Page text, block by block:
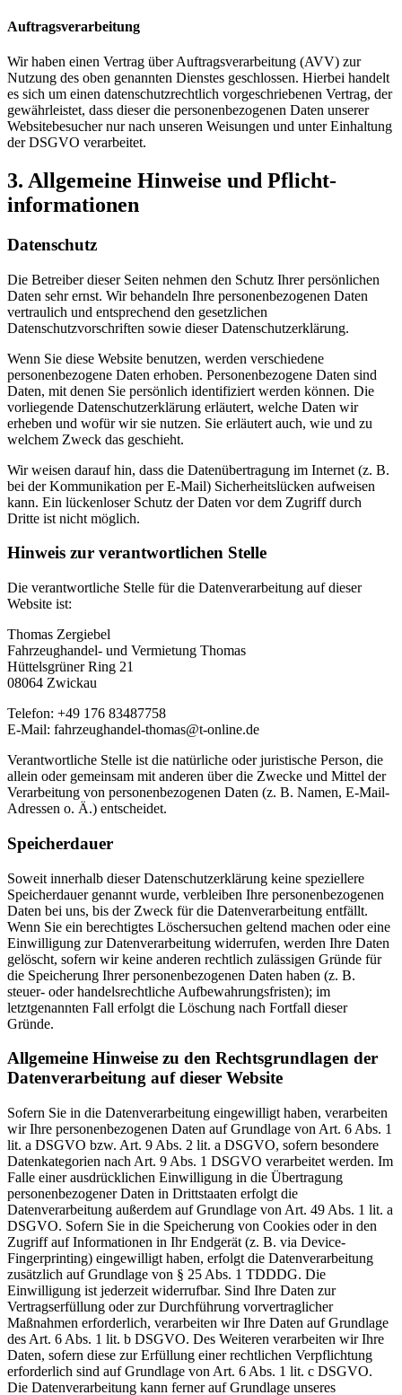
Auftragsverarbeitung
Wir haben einen Vertrag über Auftragsverarbeitung (AVV) zur
Nutzung des oben genannten Dienstes geschlossen. Hierbei handelt
es sich um einen datenschutzrechtlich vorgeschriebenen Vertrag, der
gewährleistet, dass dieser die personenbezogenen Daten unserer
Websitebesucher nur nach unseren Weisungen und unter Einhaltung
der DSGVO verarbeitet.
3. Allgemeine Hinweise und Pflicht­
informationen
Datenschutz
Die Betreiber dieser Seiten nehmen den Schutz Ihrer persönlichen
Daten sehr ernst. Wir behandeln Ihre personenbezogenen Daten
vertraulich und entsprechend den gesetzlichen
Datenschutzvorschriften sowie dieser Datenschutzerklärung.
Wenn Sie diese Website benutzen, werden verschiedene
personenbezogene Daten erhoben. Personenbezogene Daten sind
Daten, mit denen Sie persönlich identifiziert werden können. Die
vorliegende Datenschutzerklärung erläutert, welche Daten wir
erheben und wofür wir sie nutzen. Sie erläutert auch, wie und zu
welchem Zweck das geschieht.
Wir weisen darauf hin, dass die Datenübertragung im Internet (z. B.
bei der Kommunikation per E-Mail) Sicherheitslücken aufweisen
kann. Ein lückenloser Schutz der Daten vor dem Zugriff durch
Dritte ist nicht möglich.
Hinweis zur verantwortlichen Stelle
Die verantwortliche Stelle für die Datenverarbeitung auf dieser
Website ist:
Thomas Zergiebel
Fahrzeughandel- und Vermietung Thomas
Hüttelsgrüner Ring 21
08064 Zwickau
Telefon: +49 176 83487758
E-Mail: fahrzeughandel-thomas@t-online.de
Verantwortliche Stelle ist die natürliche oder juristische Person, die
allein oder gemeinsam mit anderen über die Zwecke und Mittel der
Verarbeitung von personenbezogenen Daten (z. B. Namen, E-Mail-
Adressen o. Ä.) entscheidet.
Speicherdauer
Soweit innerhalb dieser Datenschutzerklärung keine speziellere
Speicherdauer genannt wurde, verbleiben Ihre personenbezogenen
Daten bei uns, bis der Zweck für die Datenverarbeitung entfällt.
Wenn Sie ein berechtigtes Löschersuchen geltend machen oder eine
Einwilligung zur Datenverarbeitung widerrufen, werden Ihre Daten
gelöscht, sofern wir keine anderen rechtlich zulässigen Gründe für
die Speicherung Ihrer personenbezogenen Daten haben (z. B.
steuer- oder handelsrechtliche Aufbewahrungsfristen); im
letztgenannten Fall erfolgt die Löschung nach Fortfall dieser
Gründe.
Allgemeine Hinweise zu den Rechtsgrundlagen der
Datenverarbeitung auf dieser Website
Sofern Sie in die Datenverarbeitung eingewilligt haben, verarbeiten
wir Ihre personenbezogenen Daten auf Grundlage von Art. 6 Abs. 1
lit. a DSGVO bzw. Art. 9 Abs. 2 lit. a DSGVO, sofern besondere
Datenkategorien nach Art. 9 Abs. 1 DSGVO verarbeitet werden. Im
Falle einer ausdrücklichen Einwilligung in die Übertragung
personenbezogener Daten in Drittstaaten erfolgt die
Datenverarbeitung außerdem auf Grundlage von Art. 49 Abs. 1 lit. a
DSGVO. Sofern Sie in die Speicherung von Cookies oder in den
Zugriff auf Informationen in Ihr Endgerät (z. B. via Device-
Fingerprinting) eingewilligt haben, erfolgt die Datenverarbeitung
zusätzlich auf Grundlage von § 25 Abs. 1 TDDDG. Die
Einwilligung ist jederzeit widerrufbar. Sind Ihre Daten zur
Vertragserfüllung oder zur Durchführung vorvertraglicher
Maßnahmen erforderlich, verarbeiten wir Ihre Daten auf Grundlage
des Art. 6 Abs. 1 lit. b DSGVO. Des Weiteren verarbeiten wir Ihre
Daten, sofern diese zur Erfüllung einer rechtlichen Verpflichtung
erforderlich sind auf Grundlage von Art. 6 Abs. 1 lit. c DSGVO.
Die Datenverarbeitung kann ferner auf Grundlage unseres